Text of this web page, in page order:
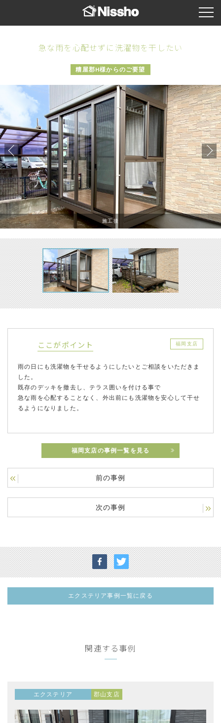
急な雨を心配せずに洗濯物を干したい
糟屋郡H様からのご要望
施工後
ここがポイント 福岡支店
雨の日にも洗濯物を干せるようにしたいとご相談をいただきま
した。
既存のデッキを撤去し、テラス囲いを付ける事で
急な雨を心配することなく、外出前にも洗濯物を安心して干せ
るようになりました。
福岡支店の事例一覧を見る
前の事例
次の事例
エクステリア事例一覧に戻る
関連する事例
エクステリア 郡山支店